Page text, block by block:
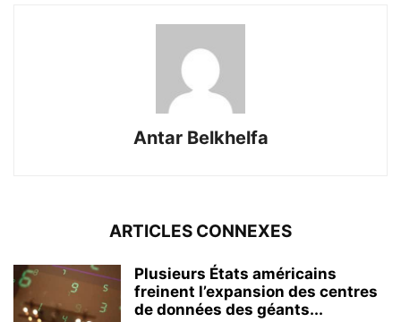
Antar Belkhelfa
ARTICLES CONNEXES
Plusieurs États américains
freinent l’expansion des centres
de données des géants...